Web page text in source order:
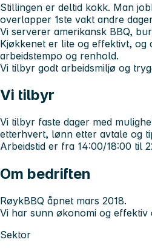
Stillingen er deltid kokk. Man
overlapper 1ste vakt andre
Vi serverer amerikansk BBQ,
Kjøkkenet er lite og effektivt, og
arbeidstempo og renhold.
Vi tilbyr godt arbeidsmiljø og
Vi tilbyr
Vi tilbyr faste dager med
etterhvert, lønn etter avtale og
Arbeidstid er fra 14:00/18:00 til
Om bedriften
RøykBBQ åpnet mars 2018.
Vi har sunn økonomi og effektiv
Sektor